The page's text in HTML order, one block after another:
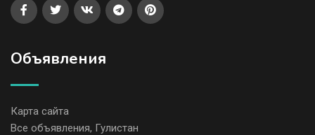
Объявления
Карта сайта
Все объявления, Гулистан